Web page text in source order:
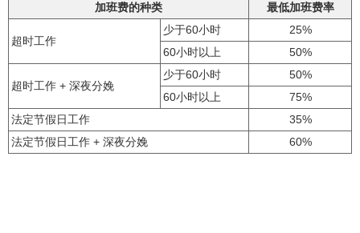
加班费的种类 最低加班费率
超时工作
少于60小时
25%
60小时以上
50%
超时工作 + 深夜分娩
少于60小时
50%
60小时以上
75%
法定节假日工作
35%
法定节假日工作 + 深夜分娩
60%